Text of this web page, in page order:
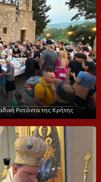
Ροτόντα της Κρήτης